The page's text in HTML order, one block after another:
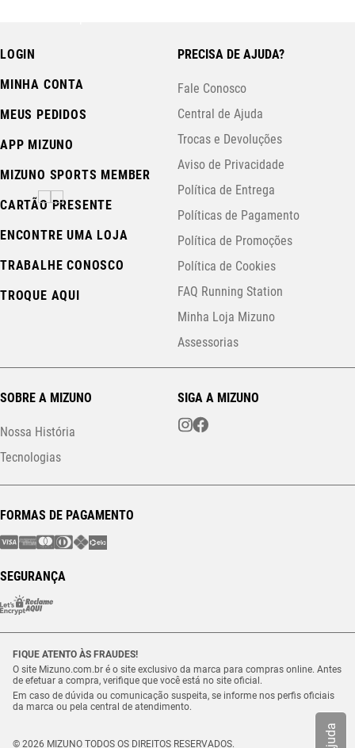
Ajuda
LOGIN
MINHA CONTA
MEUS PEDIDOS
APP MIZUNO
MIZUNO SPORTS MEMBER
CARTÃO PRESENTE
ENCONTRE UMA LOJA
TRABALHE CONOSCO
TROQUE AQUI
PRECISA DE AJUDA?
Fale Conosco
Central de Ajuda
Trocas e Devoluções
Aviso de Privacidade
Política de Entrega
Políticas de Pagamento
Política de Promoções
Política de Cookies
FAQ Running Station
Minha Loja Mizuno
Assessorias
SOBRE A MIZUNO
Nossa História
Tecnologias
SIGA A MIZUNO
FORMAS DE PAGAMENTO
SEGURANÇA
FIQUE ATENTO ÀS FRAUDES!
O site Mizuno.com.br é o site exclusivo da marca para compras online. Antes
de efetuar a compra, verifique que você está no site oficial.
Em caso de dúvida ou comunicação suspeita, se informe nos perfis oficiais
da marca ou pela central de atendimento.
© 2026 MIZUNO TODOS OS DIREITOS RESERVADOS.